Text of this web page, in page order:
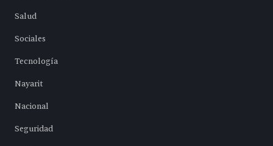
Salud
Sociales
Tecnología
Nayarit
Nacional
Seguridad